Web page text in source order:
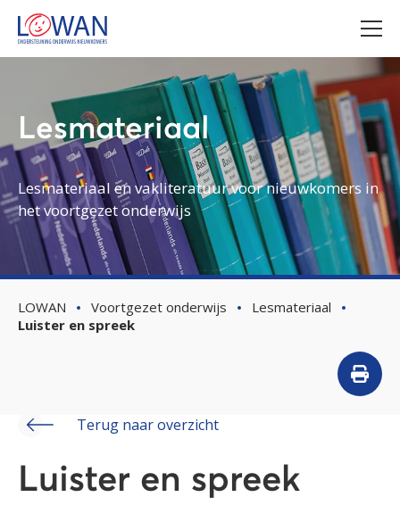
Lesmateriaal
Lesmateriaal en vakliteratuur voor nieuwkomers in
het voortgezet onderwijs
LOWAN Voortgezet onderwijs
Lesmateriaal
Luister en spreek
Terug naar overzicht
Luister en spreek